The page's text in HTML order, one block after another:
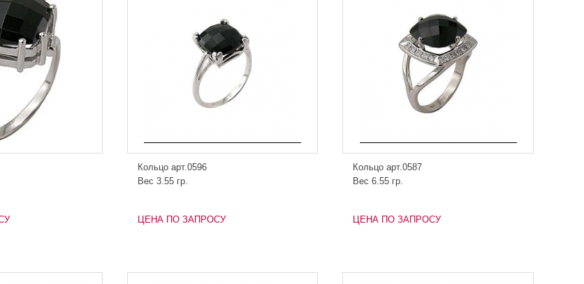
Кольцо арт.0596
Вес 3.55 гр.
ЦЕНА ПО ЗАПРОСУ
Кольцо арт.0587
Вес 6.55 гр.
ЦЕНА ПО ЗАПРОСУ